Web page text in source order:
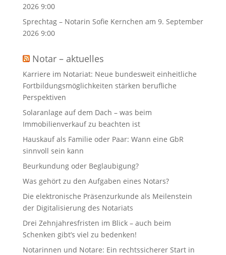
2026 9:00
Sprechtag – Notarin Sofie Kernchen am 9. September
2026 9:00
Notar – aktuelles
Karriere im Notariat: Neue bundesweit einheitliche
Fortbildungsmöglichkeiten stärken berufliche
Perspektiven
Solaranlage auf dem Dach – was beim
Immobilienverkauf zu beachten ist
Hauskauf als Familie oder Paar: Wann eine GbR
sinnvoll sein kann
Beurkundung oder Beglaubigung?
Was gehört zu den Aufgaben eines Notars?
Die elektronische Präsenzurkunde als Meilenstein
der Digitalisierung des Notariats
Drei Zehnjahresfristen im Blick – auch beim
Schenken gibt’s viel zu bedenken!
Notarinnen und Notare: Ein rechtssicherer Start in